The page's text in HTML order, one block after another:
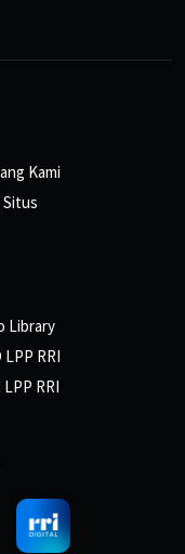
Kami
Library
LPP RRI
RRI